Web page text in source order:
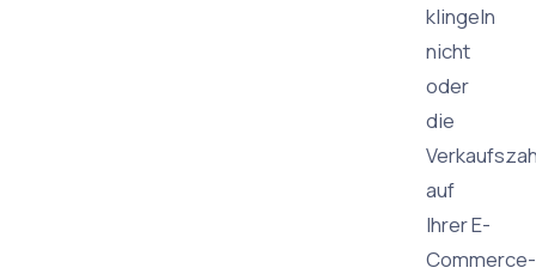
klingeln
nicht
oder
die
auf
Ihrer E-
Commerce-